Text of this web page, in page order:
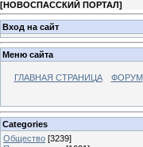
[НОВОСПАССКИЙ ПОРТАЛ]
Вход на сайт
Меню сайта
ГЛАВНАЯ СТРАНИЦА ФОРУМ
Categories
Общество [3239]